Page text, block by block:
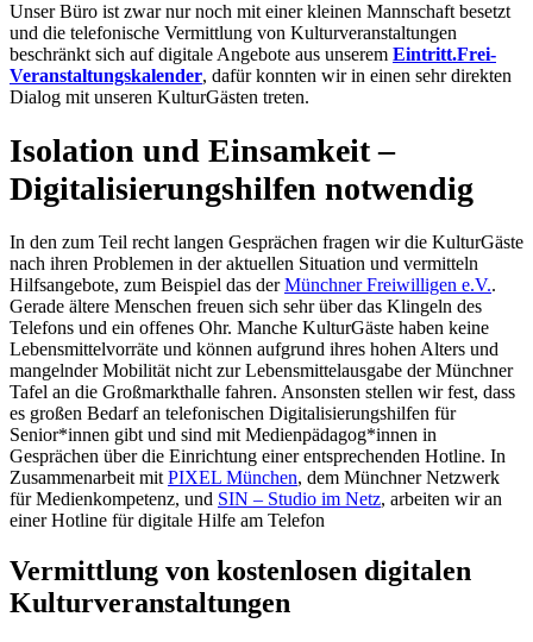
Unser Büro ist zwar nur noch mit einer kleinen Mannschaft besetzt
und die telefonische Vermittlung von Kulturveranstaltungen
beschränkt sich auf digitale Angebote aus unserem Eintritt.Frei-
Veranstaltungskalender, dafür konnten wir in einen sehr direkten
Dialog mit unseren KulturGästen treten.
Isolation und Einsamkeit –
Digitalisierungshilfen notwendig
In den zum Teil recht langen Gesprächen fragen wir die KulturGäste
nach ihren Problemen in der aktuellen Situation und vermitteln
Hilfsangebote, zum Beispiel das derMünchner Freiwilligen e.V..
Gerade ältere Menschen freuen sich sehr über das Klingeln des
Telefons und ein offenes Ohr. Manche KulturGäste haben keine
Lebensmittelvorräte und können aufgrund ihres hohen Alters und
mangelnder Mobilität nicht zur Lebensmittelausgabe der Münchner
Tafel an die Großmarkthalle fahren. Ansonsten stellen wir fest, dass
es großen Bedarf an telefonischen Digitalisierungshilfen für
Senior*innen gibt und sind mit Medienpädagog*innen in
Gesprächen über die Einrichtung einer entsprechenden Hotline. In
Zusammenarbeit mit PIXEL München, dem Münchner Netzwerk
für Medienkompetenz, und SIN – Studio im Netz, arbeiten wir an
einer Hotline für digitale Hilfe am Telefon
Vermittlung von kostenlosen digitalen
Kulturveranstaltungen